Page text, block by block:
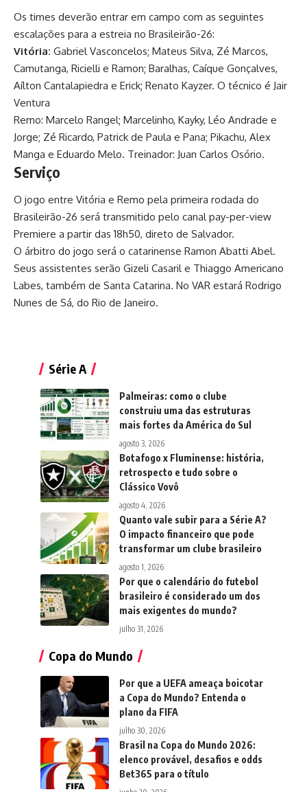
Os times deverão entrar em campo com as seguintes
escalações para a estreia no Brasileirão-26:
Vitória: Gabriel Vasconcelos; Mateus Silva, Zé Marcos,
Camutanga, Ricielli e Ramon; Baralhas, Caíque Gonçalves,
Aílton Cantalapiedra e Erick; Renato Kayzer. O técnico é Jair
Ventura
Remo: Marcelo Rangel; Marcelinho, Kayky, Léo Andrade e
Jorge; Zé Ricardo, Patrick de Paula e Pana; Pikachu, Alex
Manga e Eduardo Melo. Treinador: Juan Carlos Osório.
Serviço
O jogo entre Vitória e Remo pela primeira rodada do
Brasileirão-26 será transmitido pelo canal pay-per-view
Premiere a partir das 18h50, direto de Salvador.
O árbitro do jogo será o catarinense Ramon Abatti Abel.
Seus assistentes serão Gizeli Casaril e Thiaggo Americano
Labes, também de Santa Catarina. No VAR estará Rodrigo
Nunes de Sá, do Rio de Janeiro.
Série A
Palmeiras: como o clube
construiu uma das estruturas
mais fortes da América do Sul
agosto 3, 2026
Botafogo x Fluminense: história,
retrospecto e tudo sobre o
Clássico Vovô
agosto 4, 2026
Quanto vale subir para a Série A?
O impacto financeiro que pode
transformar um clube brasileiro
agosto 1, 2026
Por que o calendário do futebol
brasileiro é considerado um dos
mais exigentes do mundo?
julho 31, 2026
Copa do Mundo
Por que a UEFA ameaça boicotar
a Copa do Mundo? Entenda o
plano da FIFA
julho 30, 2026
Brasil na Copa do Mundo 2026:
elenco provável, desafios e odds
Bet365 para o título